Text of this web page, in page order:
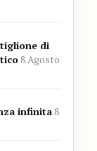
di
8 Agosto
infinita8